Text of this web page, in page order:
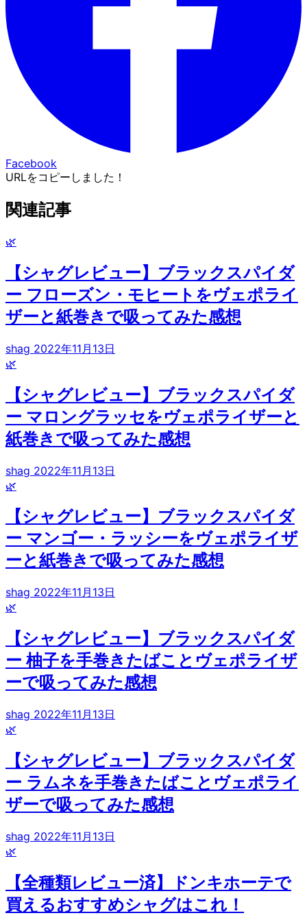
Facebook
URLをコピーしました！
関連記事
🌿
【シャグレビュー】ブラックスパイダ
ー フローズン・モヒートをヴェポライ
ザーと紙巻きで吸ってみた感想
shag 2022年11月13日
🌿
【シャグレビュー】ブラックスパイダ
ー マロングラッセをヴェポライザーと
紙巻きで吸ってみた感想
shag 2022年11月13日
🌿
【シャグレビュー】ブラックスパイダ
ー マンゴー・ラッシーをヴェポライザ
ーと紙巻きで吸ってみた感想
shag 2022年11月13日
🌿
【シャグレビュー】ブラックスパイダ
ー 柚子を手巻きたばことヴェポライザ
ーで吸ってみた感想
shag 2022年11月13日
🌿
【シャグレビュー】ブラックスパイダ
ー ラムネを手巻きたばことヴェポライ
ザーで吸ってみた感想
shag 2022年11月13日
🌿
【全種類レビュー済】ドンキホーテで
買えるおすすめシャグはこれ！